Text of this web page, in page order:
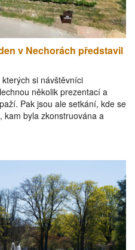
v Nechorách představil
si návštěvníci
několik prezentací a
Pak jsou ale setkání, kde se
kam byla zkonstruována a